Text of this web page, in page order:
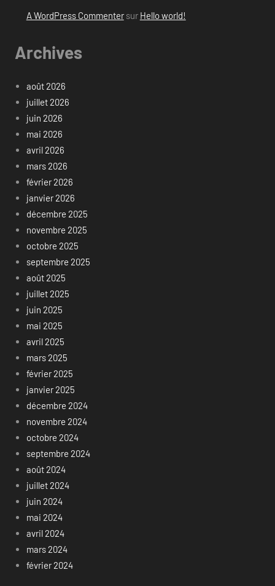
A WordPress Commentersur Hello world!
Archives
août 2026
juillet 2026
juin 2026
mai 2026
avril 2026
mars 2026
février 2026
janvier 2026
décembre 2025
novembre 2025
octobre 2025
septembre 2025
août 2025
juillet 2025
juin 2025
mai 2025
avril 2025
mars 2025
février 2025
janvier 2025
décembre 2024
novembre 2024
octobre 2024
septembre 2024
août 2024
juillet 2024
juin 2024
mai 2024
avril 2024
mars 2024
février 2024